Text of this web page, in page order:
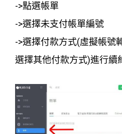
->點選帳單
->選擇未支付帳單編號
->選擇付款方式(虛擬帳號
選擇其他付款方式)進行續